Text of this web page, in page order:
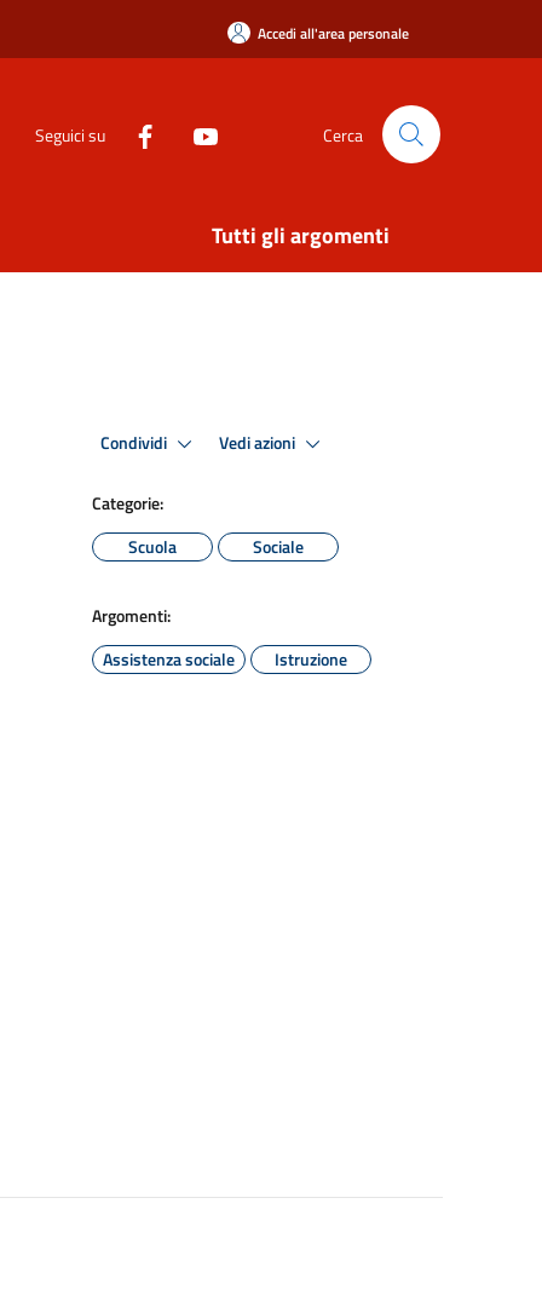
Accedi all'area personale
Seguici su Cerca
Tutti gli argomenti
Condividi Vedi azioni
Categorie:
Scuola
Sociale
Argomenti:
Assistenza sociale
Istruzione